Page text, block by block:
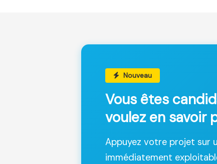
Nouveau
Vous êtes
voulez en savoir
Appuyez votre projet sur
immédiatement